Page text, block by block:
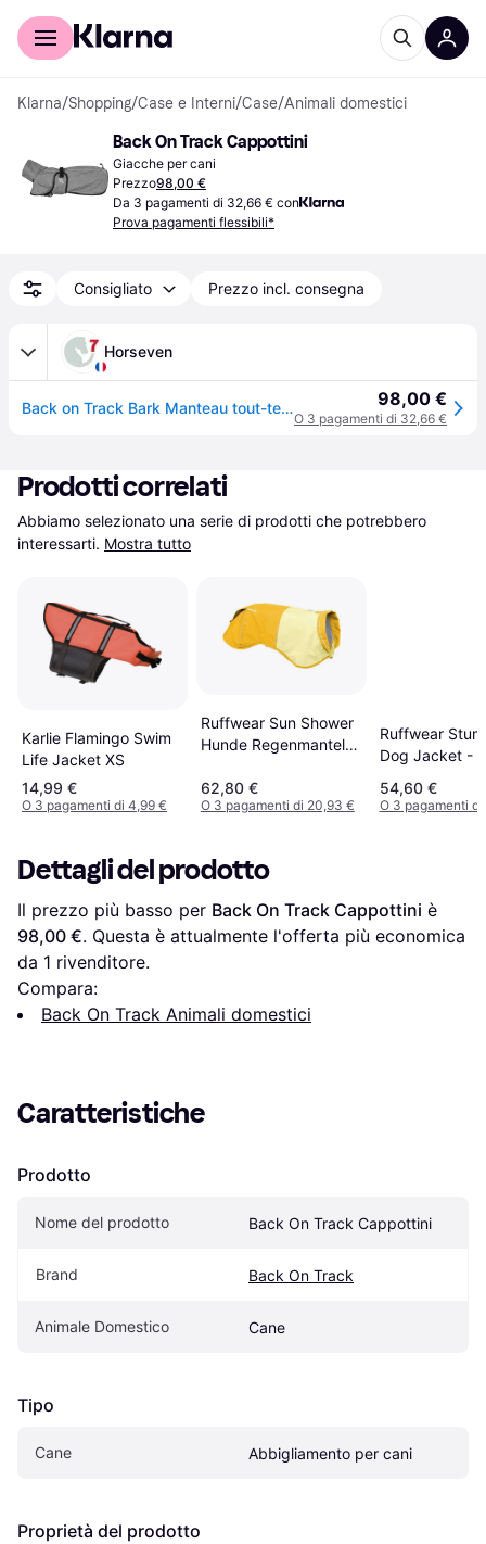
Per il tuo shopping
Klarna/Shopping/Case e Interni/Case/Animali domestici
Back On Track Cappottini
Giacche per cani
Prezzo98,00 €
Da 3 pagamenti di 32,66 € con
Prova pagamenti flessibili*
Consigliato Prezzo incl. consegna
Horseven
Back on Track Bark Manteau tout-terrain pour chiens - grau - 75 98,00 €
O 3 pagamenti di 32,66 €
Prodotti correlati
Abbiamo selezionato una serie di prodotti che potrebbero
interessarti. Mostra tutto
Karlie Flamingo Swim
Life Jacket XS
14,99 €
O 3 pagamenti di 4,99 €
Ruffwear Sun Shower
Hunde Regenmantel
62,80 €
O 3 pagamenti di 20,93 €
Ruffwear
Dog Jacket -
54,60 €
O 3 pagamenti di
Dettagli del prodotto
Il prezzo più basso per Back On Track Cappottini
98,00 €. Questa è attualmente l'offerta più economica
da 1 rivenditore.
Compara:
Back On Track Animali domestici
Caratteristiche
Prodotto
Nome del prodotto Back On Track Cappottini
Brand Back On Track
Animale Domestico Cane
Tipo
Cane Abbigliamento per cani
Proprietà del prodotto